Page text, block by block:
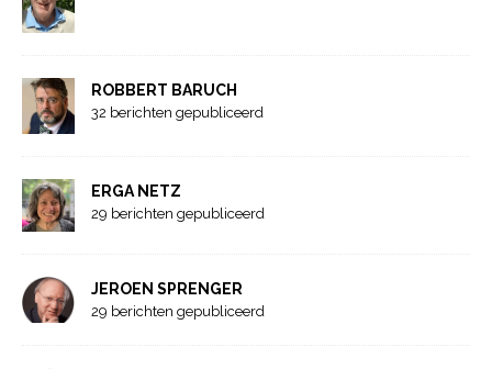
ROBBERT BARUCH
32 berichten gepubliceerd
ERGA NETZ
29 berichten gepubliceerd
JEROEN SPRENGER
29 berichten gepubliceerd